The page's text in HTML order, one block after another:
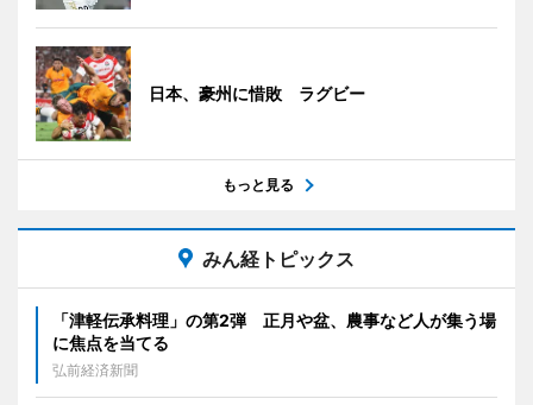
日本、豪州に惜敗 ラグビー
もっと見る
みん経トピックス
「津軽伝承料理」の第2弾 正月や盆、農事など人が集う場
に焦点を当てる
弘前経済新聞